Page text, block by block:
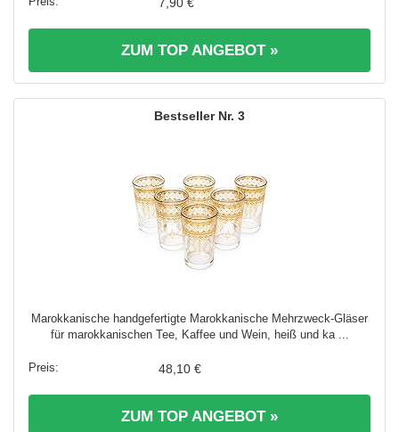
ZUM TOP ANGEBOT »
3
Marokkanische handgefertigte Marokkanische Mehrzweck-Gläser
für marokkanischen Tee, Kaffee und Wein, heiß und ka ...
48,10 €
ZUM TOP ANGEBOT »